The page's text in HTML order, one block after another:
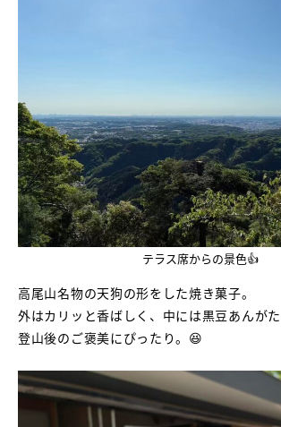
テラス席からの景色👍
高尾山名物の天狗の形をした焼き菓子。
外はカリッと香ばしく、中には黒豆あんがた
登山後のご褒美にぴったり。😆